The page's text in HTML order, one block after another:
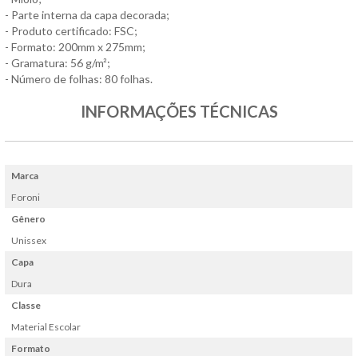
- Parte interna da capa decorada;
- Produto certificado: FSC;
- Formato: 200mm x 275mm;
- Gramatura: 56 g/m²;
- Número de folhas: 80 folhas.
INFORMAÇÕES TÉCNICAS
Marca
Foroni
Gênero
Unissex
Capa
Dura
Classe
Material Escolar
Formato